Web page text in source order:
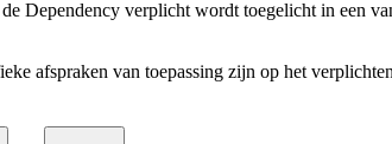
Dependency verplicht wordt toegelicht in een
afspraken van toepassing zijn op het